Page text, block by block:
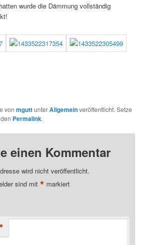
wurde die Dämmung vollständig
vonmguttunterAllgemeinveröffentlicht. Setze
Permalink.
einen Kommentar
wird nicht veröffentlicht.
sind mit* markiert